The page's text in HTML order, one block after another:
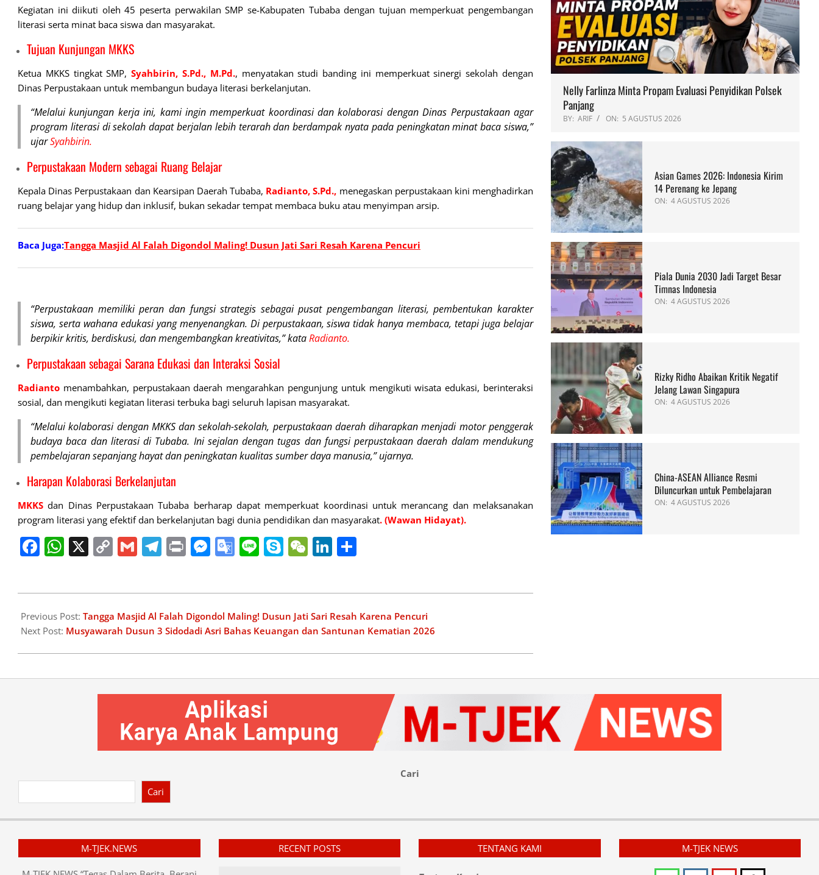
Kegiatan ini diikuti oleh 45 peserta perwakilan SMP se-Kabupaten Tubaba dengan tujuan memperkuat pengembangan
literasi serta minat baca siswa dan masyarakat.
Tujuan Kunjungan MKKS
Ketua MKKS tingkat SMP,Syahbirin, S.Pd., M.Pd., menyatakan studi banding ini memperkuat sinergi sekolah dengan
Dinas Perpustakaan untuk membangun budaya literasi berkelanjutan.
“Melalui kunjungan kerja ini, kami ingin memperkuat koordinasi dan kolaborasi dengan Dinas Perpustakaan agar
program literasi di sekolah dapat berjalan lebih terarah dan berdampak nyata pada peningkatan minat baca siswa,”
ujarSyahbirin.
Perpustakaan Modern sebagai Ruang Belajar
Kepala Dinas Perpustakaan dan Kearsipan Daerah Tubaba, Radianto, S.Pd., menegaskan perpustakaan kini menghadirkan
ruang belajar yang hidup dan inklusif, bukan sekadar tempat membaca buku atau menyimpan arsip.
Baca Juga:Tangga Masjid Al Falah Digondol Maling! Dusun Jati Sari Resah Karena Pencuri
“Perpustakaan memiliki peran dan fungsi strategis sebagai pusat pengembangan literasi, pembentukan karakter
siswa, serta wahana edukasi yang menyenangkan. Di perpustakaan, siswa tidak hanya membaca, tetapi juga belajar
berpikir kritis, berdiskusi, dan mengembangkan kreativitas,” kataRadianto.
Perpustakaan sebagai Sarana Edukasi dan Interaksi Sosial
Radianto menambahkan, perpustakaan daerah mengarahkan pengunjung untuk mengikuti wisata edukasi, berinteraksi
sosial, dan mengikuti kegiatan literasi terbuka bagi seluruh lapisan masyarakat.
“Melalui kolaborasi dengan MKKS dan sekolah-sekolah, perpustakaan daerah diharapkan menjadi motor penggerak
budaya baca dan literasi di Tubaba. Ini sejalan dengan tugas dan fungsi perpustakaan daerah dalam mendukung
pembelajaran sepanjang hayat dan peningkatan kualitas sumber daya manusia,” ujarnya.
Harapan Kolaborasi Berkelanjutan
MKKS dan Dinas Perpustakaan Tubaba berharap dapat memperkuat koordinasi untuk merancang dan melaksanakan
program literasi yang efektif dan berkelanjutan bagi dunia pendidikan dan masyarakat. (Wawan Hidayat).
Facebook
WhatsApp
X CopyGmailTelegram
PrintMessenger
Google
LineSkypeWeChat
LinkedIn
02-
11
Previous Post: Tangga Masjid Al Falah Digondol Maling! Dusun Jati Sari Resah Karena Pencuri
Next Post: Musyawarah Dusun 3 Sidodadi Asri Bahas Keuangan dan Santunan Kematian 2026
Nelly Farlinza Minta Propam Evaluasi Penyidikan Polsek
Panjang
BY: ARIF ON: 5 AGUSTUS 2026
Asian Games 2026: Indonesia Kirim
14 Perenang ke Jepang
ON: 4 AGUSTUS 2026
Piala Dunia 2030 Jadi Target Besar
Timnas Indonesia
ON: 4 AGUSTUS 2026
Rizky Ridho Abaikan Kritik Negatif
Jelang Lawan Singapura
ON: 4 AGUSTUS 2026
China-ASEAN Alliance Resmi
Diluncurkan untuk Pembelajaran
ON: 4 AGUSTUS 2026
Cari
Cari
M-TJEK.NEWS RECENT POSTS TENTANG KAMI M-TJEK NEWS